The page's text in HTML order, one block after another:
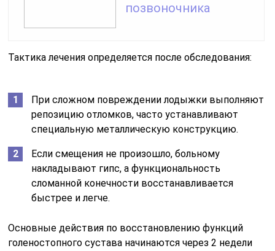
позвоночника
Тактика лечения определяется после обследования:
При сложном повреждении лодыжки выполняют
репозицию отломков, часто устанавливают
специальную металлическую конструкцию.
Если смещения не произошло, больному
накладывают гипс, а функциональность
сломанной конечности восстанавливается
быстрее и легче.
Основные действия по восстановлению функций
голеностопного сустава начинаются через 2 недели